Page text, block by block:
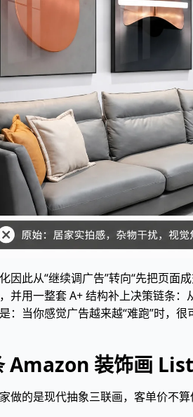
因此从“继续调广告”转向“先把页面
并用一整套 A+ 结构补上决策链条
：当你感觉广告越来越“难跑”时，
Amazon 装饰画
做的是现代抽象三联画，客单价不算